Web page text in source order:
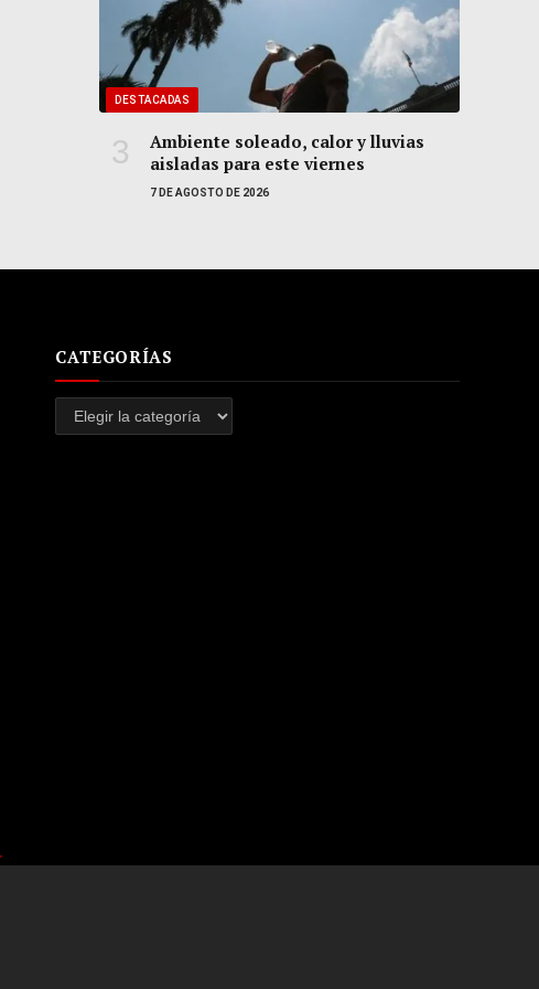
DESTACADAS
Ambiente soleado, calor y lluvias
aisladas para este viernes
7 DE AGOSTO DE 2026
CATEGORÍAS
Categorías